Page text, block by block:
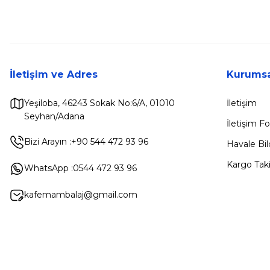
İletişim ve Adres
Yeşiloba, 46243 Sokak No:6/A, 01010
Seyhan/Adana
Bizi Arayın :+90 544 472 93 96
WhatsApp :0544 472 93 96
kafemambalaj@gmail.com
İletişim
İletişim
Havale
Kargo